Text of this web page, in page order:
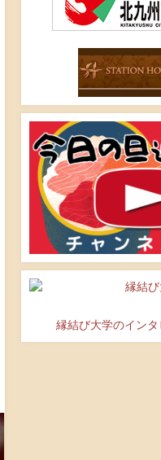
縁結び大学のイン